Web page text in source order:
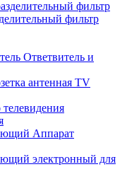
фильтр
Ответвитель и
антенная TV
телевидения
Аппарат